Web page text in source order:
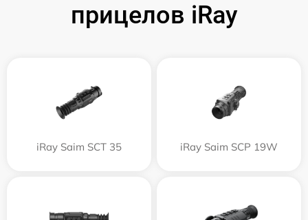
прицелов iRay
iRay Saim SCT 35 iRay Saim SCP 19W